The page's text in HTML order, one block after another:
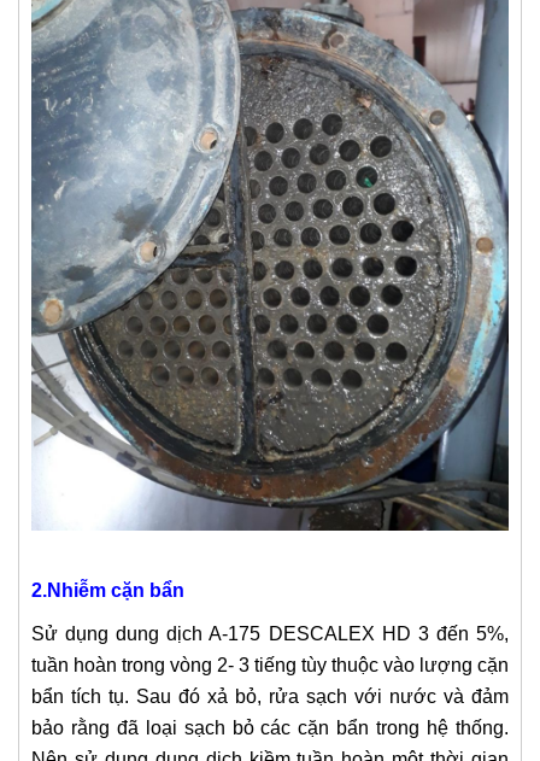
2.Nhiễm cặn bẩn
Sử dụng dung dịch A-175 DESCALEX HD 3 đến 5%,
tuần hoàn trong vòng 2- 3 tiếng tùy thuộc vào lượng cặn
bẩn tích tụ. Sau đó xả bỏ, rửa sạch với nước và đảm
bảo rằng đã loại sạch bỏ các cặn bẩn trong hệ thống.